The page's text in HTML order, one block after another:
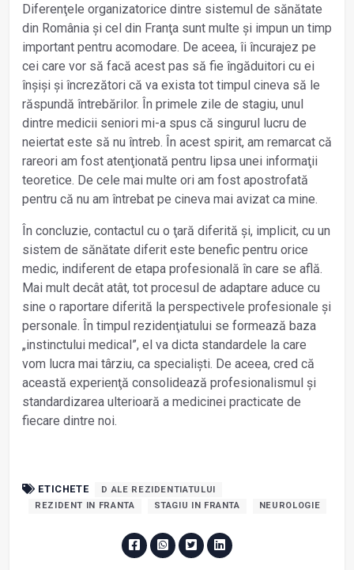
Diferenţele organizatorice dintre sistemul de sănătate
din România și cel din Franţa sunt multe și impun un timp
important pentru acomodare. De aceea, îi încurajez pe
cei care vor să facă acest pas să fie îngăduitori cu ei
înșiși și încrezători că va exista tot timpul cineva să le
răspundă întrebărilor. În primele zile de stagiu, unul
dintre medicii seniori mi-a spus că singurul lucru de
neiertat este să nu întreb. În acest spirit, am remarcat că
rareori am fost atenţionată pentru lipsa unei informaţii
teoretice. De cele mai multe ori am fost apostrofată
pentru că nu am întrebat pe cineva mai avizat ca mine.
În concluzie, contactul cu o ţară diferită și, implicit, cu un
sistem de sănătate diferit este benefic pentru orice
medic, indiferent de etapa profesională în care se află.
Mai mult decât atât, tot procesul de adaptare aduce cu
sine o raportare diferită la perspectivele profesionale și
personale. În timpul rezidenţiatului se formează baza
„instinctului medical”, el va dicta standardele la care
vom lucra mai târziu, ca specialiști. De aceea, cred că
această experienţă consolidează profesionalismul și
standardizarea ulterioară a medicinei practicate de
fiecare dintre noi.
ETICHETE
D ALE REZIDENTIATULUI
REZIDENT IN FRANTA
STAGIU IN FRANTA NEUROLOGIE